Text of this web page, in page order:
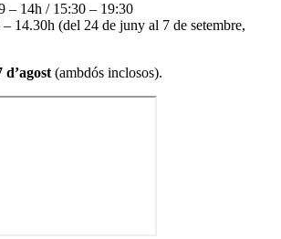
– 14h / 15:30 – 19:30
– 14.30h (del 24 de juny al 7 de setembre,
d’agost(ambdós inclosos).